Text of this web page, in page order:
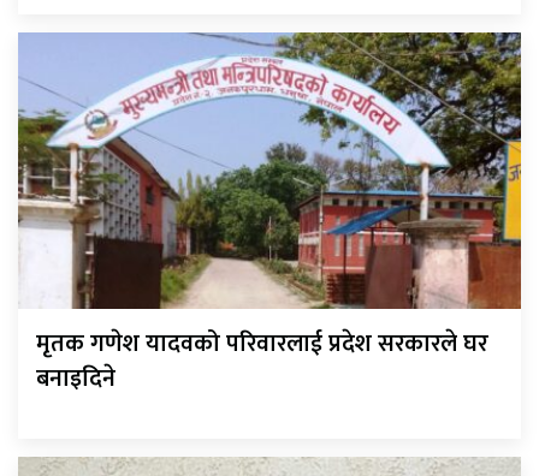
मृतक गणेश यादवको परिवारलाई प्रदेश सरकारले घर
बनाइदिने